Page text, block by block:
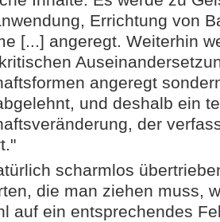
Errichtung von
[...] angeregt. Weiterhin
angeregt
und deshalb ein
der
scharmlos
die man ziehen muss,
auf ein entsprechendes